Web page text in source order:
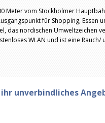
Meter vom Stockholmer
für Shopping, Essen
das nordischen Umweltzeichen
WLAN und ist eine
ihr unverbindliches